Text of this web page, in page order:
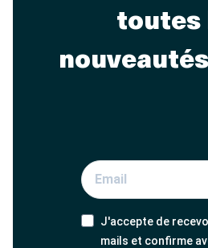
toutes
J'accepte de
mails et confirme